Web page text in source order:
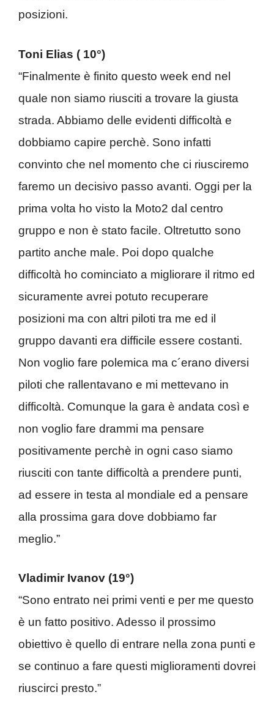
posizioni.
Toni Elias ( 10°)
“Finalmente è finito questo week end nel
quale non siamo riusciti a trovare la giusta
strada. Abbiamo delle evidenti difficoltà e
dobbiamo capire perchè. Sono infatti
convinto che nel momento che ci riusciremo
faremo un decisivo passo avanti. Oggi per la
prima volta ho visto la Moto2 dal centro
gruppo e non è stato facile. Oltretutto sono
partito anche male. Poi dopo qualche
difficoltà ho cominciato a migliorare il ritmo ed
sicuramente avrei potuto recuperare
posizioni ma con altri piloti tra me ed il
gruppo davanti era difficile essere costanti.
Non voglio fare polemica ma c´erano diversi
piloti che rallentavano e mi mettevano in
difficoltà. Comunque la gara è andata così e
non voglio fare drammi ma pensare
positivamente perchè in ogni caso siamo
riusciti con tante difficoltà a prendere punti,
ad essere in testa al mondiale ed a pensare
alla prossima gara dove dobbiamo far
meglio.”
Vladimir Ivanov (19°)
“Sono entrato nei primi venti e per me questo
è un fatto positivo. Adesso il prossimo
obiettivo è quello di entrare nella zona punti e
se continuo a fare questi miglioramenti dovrei
riuscirci presto.”